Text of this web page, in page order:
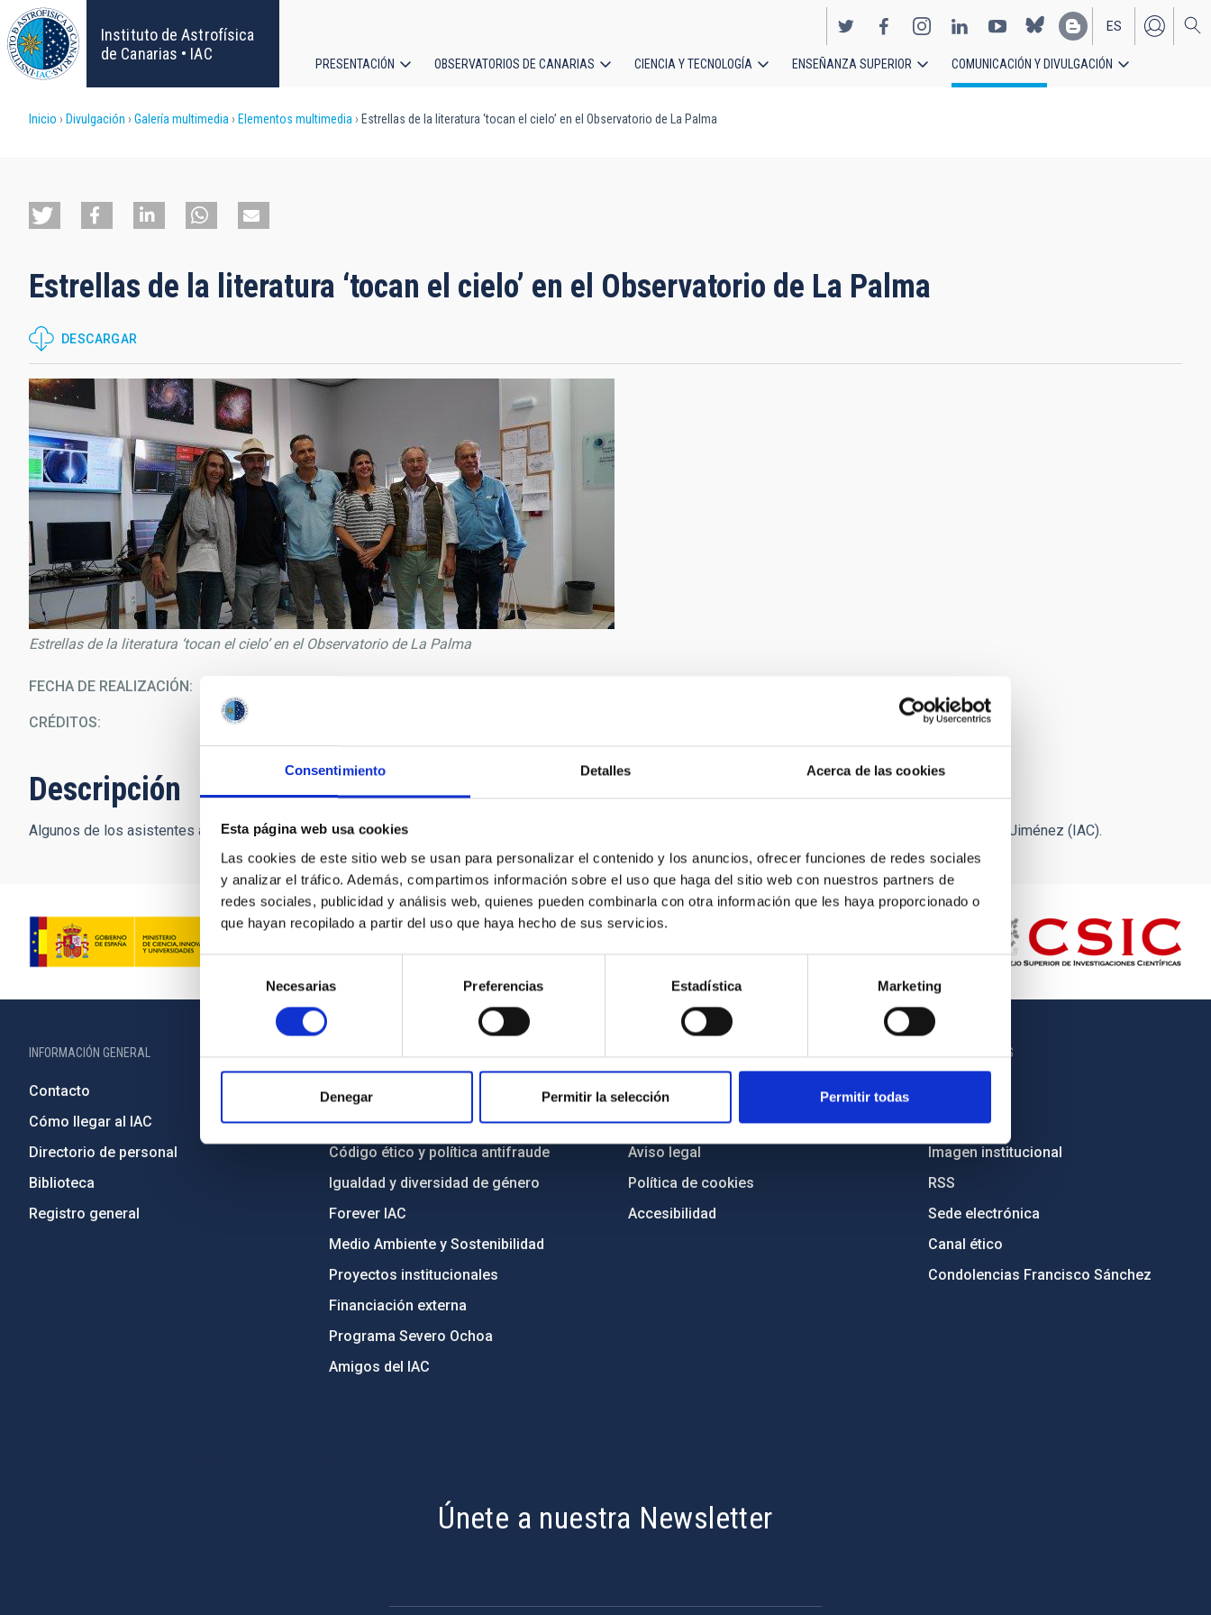
Consentimiento Detalles Acerca de las cookies
Esta página web usa cookies
Las cookies de este sitio web se usan para personalizar el contenido y los anuncios, ofrecer funciones de redes sociales
y analizar el tráfico. Además, compartimos información sobre el uso que haga del sitio web con nuestros partners de
redes sociales, publicidad y análisis web, quienes pueden combinarla con otra información que les haya proporcionado o
que hayan recopilado a partir del uso que haya hecho de sus servicios.
Selección
consentimiento
Necesarias Preferencias Estadística Marketing
Denegar Permitir la selección Permitir todas
Pasar
al
contenido
principal
Instituto de Astrofísica
de Canarias • IAC
EN
ES
PRESENTACIÓN OBSERVATORIOS DE CANARIAS CIENCIA Y TECNOLOGÍA ENSEÑANZA SUPERIOR COMUNICACIÓN Y DIVULGACIÓN
Sobrescribir
de
a
la
navegación
Inicio Divulgación Galería multimedia Elementos multimedia Estrellas de la literatura ‘tocan el cielo’ en el Observatorio de La Palma
Estrellas de la literatura ‘tocan el cielo’ en el Observatorio de La Palma
DESCARGAR
Estrellas de la literatura ‘tocan el cielo’ en el Observatorio de La Palma
FECHA DE REALIZACIÓN
CRÉDITOS
Descripción
Algunos de los asistentes al primer Festival Hispanoamericano de Escritores en La Palma durante su visita al Gran Telescopio Canarias (GTC). Crédito: Iván Jiménez (IAC).
INFORMACIÓN GENERAL
Contacto
Cómo llegar al IAC
Directorio de personal
Biblioteca
Registro general
Legislación
Transparencia
Código ético y política antifraude
Igualdad y diversidad de género
Forever IAC
Medio Ambiente y Sostenibilidad
Proyectos institucionales
Financiación externa
Programa Severo Ochoa
Amigos del IAC
Mapa web
Políticas de privacidad
Aviso legal
Política de cookies
Accesibilidad
OTROS ENLACES
Licitaciones
Imagen institucional
RSS
Sede electrónica
Canal ético
Condolencias Francisco Sánchez
Únete a nuestra Newsletter